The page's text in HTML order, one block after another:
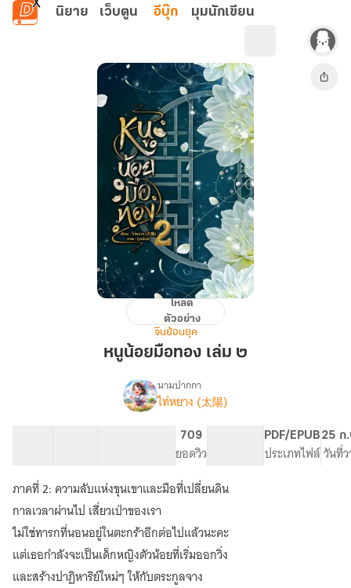
ข้ามไปยังเนื้อหาหลัก
นิยาย เว็บตูน อีบุ๊ก มุมนักเขียน
มือ
ทอง
โหลด
ตัวอย่าง
จีนย้อนยุค
หนูน้อยมือทอง เล่ม ๒
เรื่อง
น้อย
มือ
ทอง
นามปากกา
ไท่หยาง (太陽)
709
ยอดวิว
PDF/EPUB
ประเภทไฟล์
25 ก
วันที่
ภาคที่ 2: ความลับแห่งขุนเขาและมือที่เปลี่ยนดิน
กาลเวลาผ่านไป เสี่ยวเป่าของเรา
ไม่ใช่ทารกที่นอนอยู่ในตะกร้าอีกต่อไปแล้วนะคะ
แต่เธอกำลังจะเป็นเด็กหญิงตัวน้อยที่เริ่มออกวิ่ง
และสร้างปาฏิหาริย์ใหม่ๆ ให้กับตระกูลจาง